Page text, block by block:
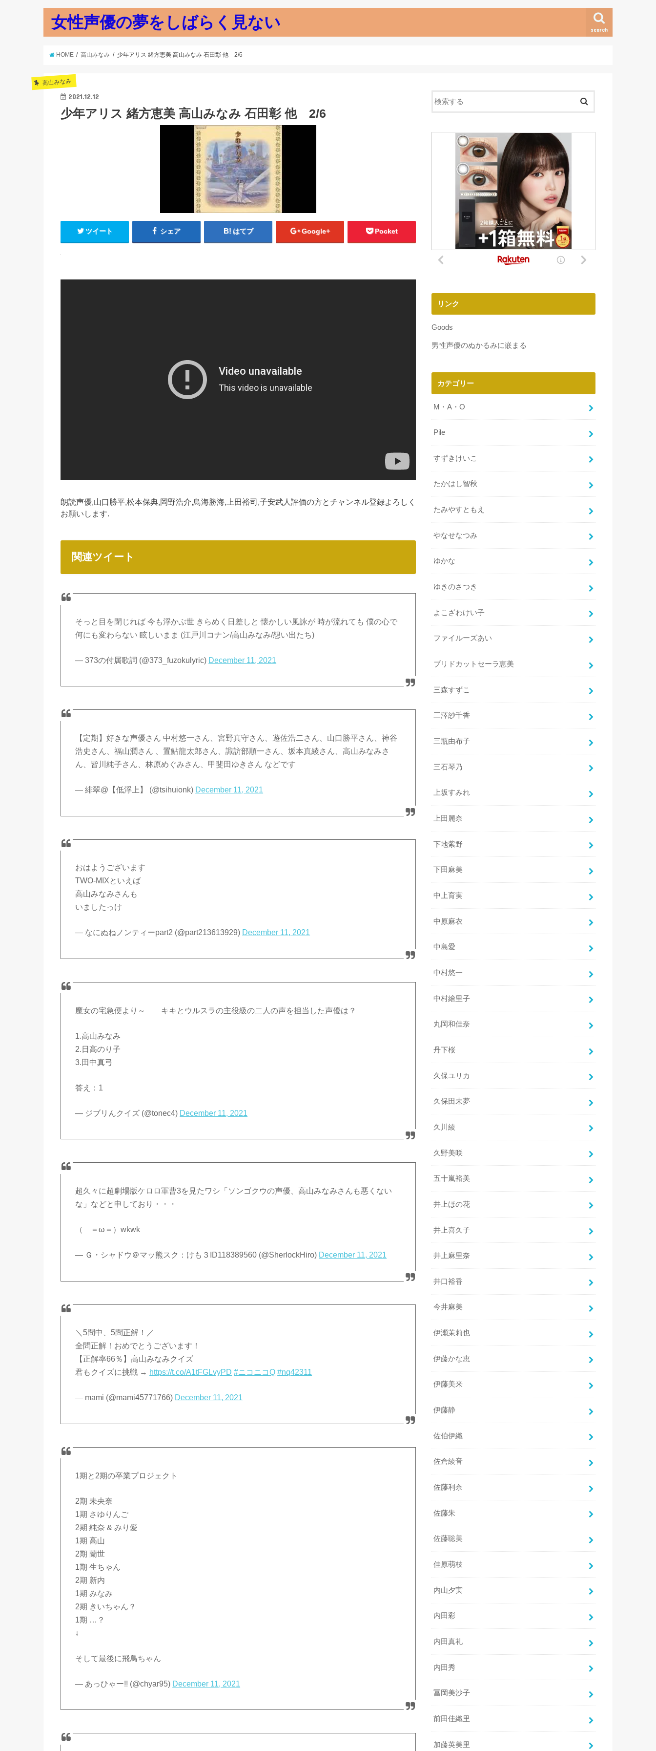
女性声優の夢をしばらく見ない search
HOME 高山みなみ 少年アリス 緒方恵美 高山みなみ 石田彰 他 2/6
高山みなみ
2021.12.12
少年アリス 緒方恵美 高山みなみ 石田彰 他 2/6
ツイート シェア はてブ Google+ Pocket
朗読声優,山口勝平,松本保典,岡野浩介,鳥海勝海,上田裕司,子安武人評価の方とチャンネル登録よろしく
お願いします.
関連ツイート
そっと目を閉じれば 今も浮かぶ世 きらめく日差しと 懐かしい風詠が 時が流れても 僕の心で
何にも変わらない 眩しいまま (江戸川コナン/高山みなみ/想い出たち)
— 373の付属歌詞 (@373_fuzokulyric) December 11, 2021
【定期】好きな声優さん 中村悠一さん、宮野真守さん、遊佐浩二さん、山口勝平さん、神谷
浩史さん、福山潤さん 、置鮎龍太郎さん、諏訪部順一さん、坂本真綾さん、高山みなみさ
ん、皆川純子さん、林原めぐみさん、甲斐田ゆきさん などです
— 緋翠@【低浮上】 (@tsihuionk) December 11, 2021
おはようございます
TWO-MIXといえば
高山みなみさんも
いましたっけ
— なにぬねノンティーpart2 (@part213613929) December 11, 2021
魔女の宅急便より～ キキとウルスラの主役級の二人の声を担当した声優は？
1.高山みなみ
2.日高のり子
3.田中真弓
答え：1
— ジブリんクイズ (@tonec4) December 11, 2021
超久々に超劇場版ケロロ軍曹3を見たワシ「ソンゴクウの声優、高山みなみさんも悪くない
な」などと申しており・・・
（ ＝ω＝）wkwk
— Ｇ・シャドウ＠マッ熊スク：けも３ID118389560 (@SherlockHiro) December 11, 2021
＼5問中、5問正解！／
全問正解！おめでとうございます！
【正解率66％】高山みなみクイズ
君もクイズに挑戦 → https://t.co/A1tFGLvyPD #ニコニコQ #nq42311
— mami (@mami45771766) December 11, 2021
1期と2期の卒業プロジェクト
2期 未央奈
1期 さゆりんご
2期 純奈 & みり愛
1期 高山
2期 蘭世
1期 生ちゃん
2期 新内
1期 みなみ
2期 きいちゃん？
1期 …？
↓
そして最後に飛鳥ちゃん
— あっひゃー!! (@chyar95) December 11, 2021
リンク
Goods
男性声優のぬかるみに嵌まる
カテゴリー
M・A・O
Pile
すずきけいこ
たかはし智秋
たみやすともえ
やなせなつみ
ゆかな
ゆきのさつき
よこざわけい子
ファイルーズあい
ブリドカットセーラ恵美
三森すずこ
三澤紗千香
三瓶由布子
三石琴乃
上坂すみれ
上田麗奈
下地紫野
下田麻美
中上育実
中原麻衣
中島愛
中村悠一
中村繪里子
丸岡和佳奈
丹下桜
久保ユリカ
久保田未夢
久川綾
久野美咲
五十嵐裕美
井上ほの花
井上喜久子
井上麻里奈
井口裕香
今井麻美
伊瀬茉莉也
伊藤かな恵
伊藤美来
伊藤静
佐伯伊織
佐倉綾音
佐藤利奈
佐藤朱
佐藤聡美
佳原萌枝
内山夕実
内田彩
内田真礼
内田秀
冨岡美沙子
前田佳織里
加藤英美里